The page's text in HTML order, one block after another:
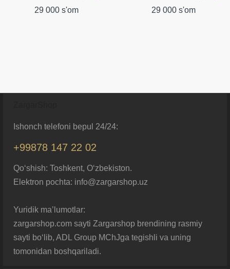
29 000 s'om 29 000 s'om
Ishonch telefoni bepul 24/24:
+99878 147 22 02
Qo‘shish: Toshkent, O‘zbekiston.
Elektron pochta: info@zargarshop.uz
Yuridik ma’lumotlar:
zargarshop.com sayti Zargarshop brendining rasmiy
sayti bo‘lib, ADL Group MChJga tegishli va uning
tomonidan boshqariladi.